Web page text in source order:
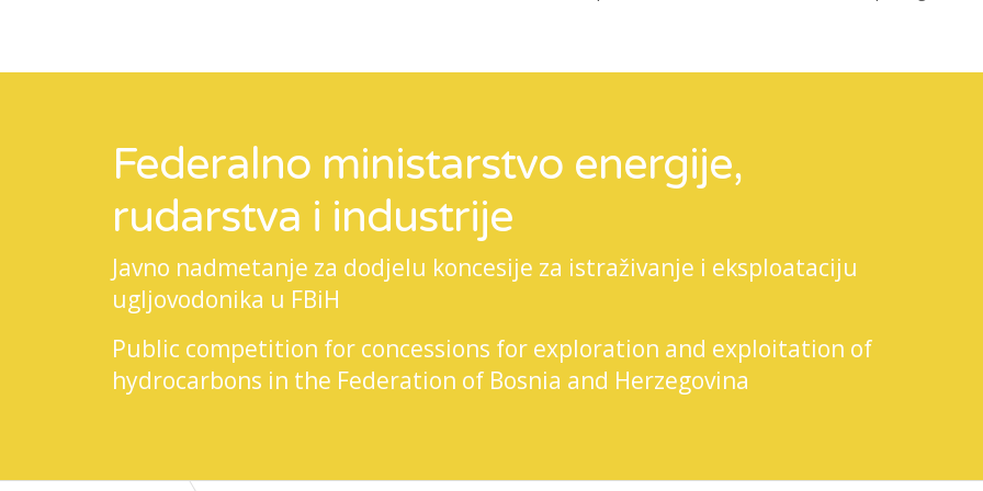
Federalno ministarstvo energije,
rudarstva i industrije
Javno nadmetanje za dodjelu koncesije za istraživanje i eksploataciju
ugljovodonika u FBiH
Public competition for concessions for exploration and exploitation of
hydrocarbons in the Federation of Bosnia and Herzegovina